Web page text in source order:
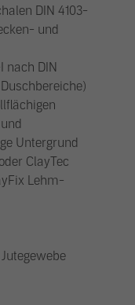
DIN 4103-
und
nach DIN
Untergrund
ClayTec
Lehm-